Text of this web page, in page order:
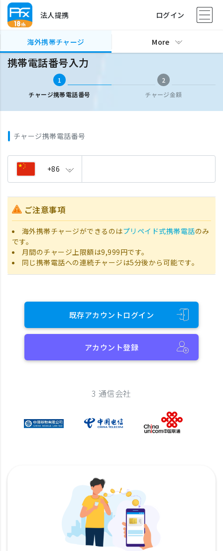
法人提携 ログイン
海外携帯チャージ More
海外携帯チャージ 携帯電話番号入力
携帯電話番号入力
1
チャージ携帯電話番号
2
チャージ金額
チャージ携帯電話番号
+86
ご注意事項
海外携帯チャージができるのはプリペイド式携帯電話のみ
です。
月間のチャージ上限額は9,999円です。
同じ携帯電話への連続チャージは5分後から可能です。
既存アカウントログイン
アカウント登録
3 通信会社